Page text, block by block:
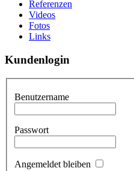
Referenzen
Videos
Fotos
Links
Kundenlogin
Benutzername
Passwort
Angemeldet bleiben